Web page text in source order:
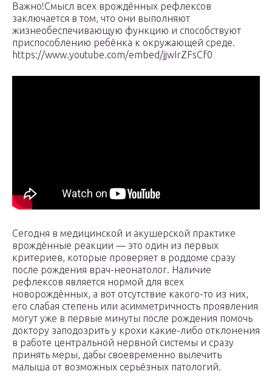
Важно!Смысл всех врождённых рефлексов
заключается в том, что они выполняют
жизнеобеспечивающую функцию и способствуют
приспособлению ребёнка к окружающей среде.
https://www.youtube.com/embed/jjwIrZFsCf0
Сегодня в медицинской и акушерской практике
врождённые реакции — это один из первых
критериев, которые проверяет в роддоме сразу
после рождения врач-неонатолог. Наличие
рефлексов является нормой для всех
новорождённых, а вот отсутствие какого-то из них,
его слабая степень или асимметричность проявления
могут уже в первые минуты после рождения помочь
доктору заподозрить у крохи какие-либо отклонения
в работе центральной нервной системы и сразу
принять меры, дабы своевременно вылечить
малыша от возможных серьёзных патологий.